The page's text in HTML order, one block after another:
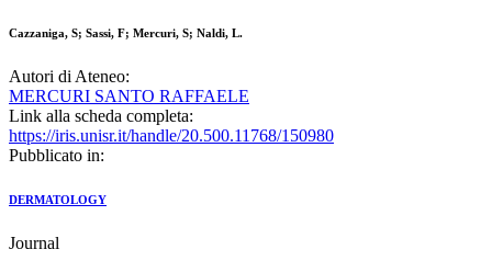
Cazzaniga, S; Sassi, F; Mercuri, S; Naldi, L.
Autori di Ateneo:
MERCURI SANTO RAFFAELE
Link alla scheda completa:
https://iris.unisr.it/handle/20.500.11768/150980
Pubblicato in:
DERMATOLOGY
Journal